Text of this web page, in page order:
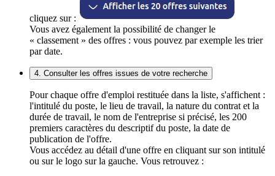
cliquez sur :
Vous avez également la possibilité de changer le
« classement » des offres : vous pouvez par exemple les trier
par date.
4. Consulter les offres issues de votre recherche
Pour chaque offre d'emploi restituée dans la liste, s'affichent :
l'intitulé du poste, le lieu de travail, la nature du contrat et la
durée de travail, le nom de l'entreprise si précisé, les 200
premiers caractères du descriptif du poste, la date de
publication de l'offre.
Vous accédez au détail d'une offre en cliquant sur son intitulé
ou sur le logo sur la gauche. Vous retrouvez :